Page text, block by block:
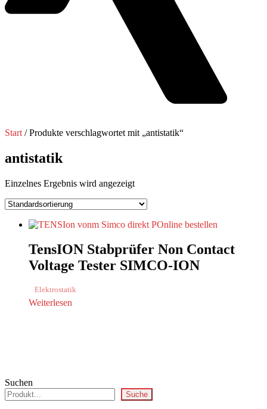
Start / Produkte verschlagwortet mit „antistatik“
antistatik
Einzelnes Ergebnis wird angezeigt
TensION Stabprüfer Non Contact
Voltage Tester SIMCO-ION
Elektrostatik
Weiterlesen
Suchen
Suche